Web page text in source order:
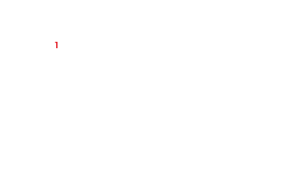
1